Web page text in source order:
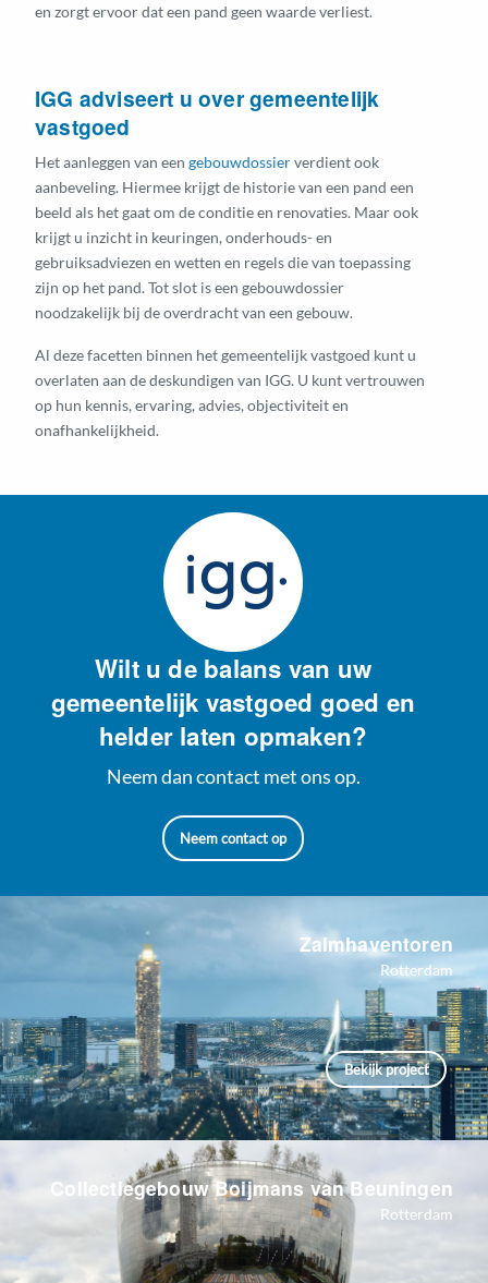
en zorgt ervoor dat een pand geen waarde verliest.
IGG adviseert u over gemeentelijk
vastgoed
Het aanleggen van een gebouwdossierverdient ook
aanbeveling. Hiermee krijgt de historie van een pand een
beeld als het gaat om de conditie en renovaties. Maar ook
krijgt u inzicht in keuringen, onderhouds- en
gebruiksadviezen en wetten en regels die van toepassing
zijn op het pand. Tot slot is een gebouwdossier
noodzakelijk bij de overdracht van een gebouw.
Al deze facetten binnen het gemeentelijk vastgoed kunt u
overlaten aan de deskundigen van IGG. U kunt vertrouwen
op hun kennis, ervaring, advies, objectiviteit en
onafhankelijkheid.
Wilt u de balans van uw
gemeentelijk vastgoed goed en
helder laten opmaken?
Neem dan contact met ons op.
Neem contact op
Bekijk project
Zalmhaventoren
Rotterdam
Collectiegebouw Boijmans van Beuningen
Rotterdam